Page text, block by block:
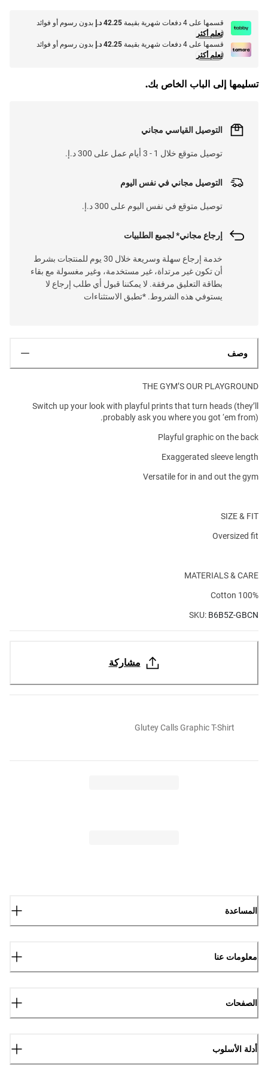
قسمها على 4 دفعات شهرية بقيمة 42.25 د.إ
بدون رسوم أو فوائد
تعلم أكثر
قسمها على 4 دفعات شهرية بقيمة
42.25 د.إ
بدون رسوم أو فوائد
تعلم أكثر
تسليمها إلى الباب الخاص بك.
التوصيل القياسي مجاني
توصيل متوقع خلال 1 - 3 أيام عمل على 300 د.إ.
التوصيل مجاني في نفس اليوم
توصيل متوقع في نفس اليوم على 300 د.إ.
إرجاع مجاني* لجميع الطلبيات
خدمة إرجاع سهلة وسريعة خلال 30 يوم للمنتجات بشرط
أن تكون غير مرتداة، غير مستخدمة، وغير مغسولة مع بقاء
بطاقة التعليق مرفقة. لا يمكننا قبول أي طلب إرجاع لا
يستوفي هذه الشروط. *تطبق الاستثناءات
وصف
THE GYM’S OUR PLAYGROUND
Switch up your look with playful prints that turn heads (they’ll
probably ask you where you got ‘em from).
Playful graphic on the back
Exaggerated sleeve length
Versatile for in and out the gym
SIZE & FIT
Oversized fit
MATERIALS & CARE
100% Cotton
SKU: B6B5Z-GBCN
مشاركة
Glutey Calls Graphic T-Shirt
المساعدة
معلومات عنا
الصفحات
أدلة الأسلوب